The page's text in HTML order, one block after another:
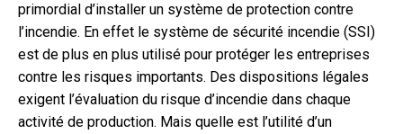
primordial d’installer un système de protection contre
l’incendie. En effet le système de sécurité incendie (SSI)
est de plus en plus utilisé pour protéger les entreprises
contre les risques importants. Des dispositions légales
exigent l’évaluation du risque d’incendie dans chaque
activité de production. Mais quelle est l’utilité d’un